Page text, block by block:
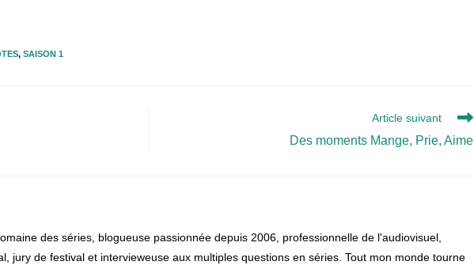
, SAISON 1
Article suivant
Des moments Mange, Prie, Aime
des séries, blogueuse passionnée depuis 2006, professionnelle de l'audiovisuel,
jury de festival et intervieweuse aux multiples questions en séries. Tout mon monde tourne